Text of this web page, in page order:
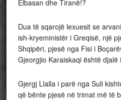
Elbasan dhe Tiranë!?
Dua të sqarojë lexuesit se
ish-kryeministër i Greqisë, një
Shqipëri, pjesë nga Fisi i
Gjeorgjio Karaiskaqi është djalë
Gjergj Llalla i parë nga Suli
që bënte pjesë në trimat më të